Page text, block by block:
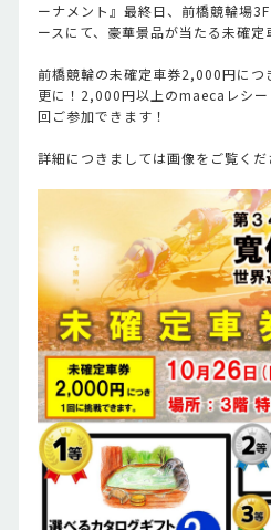
ーナメント』最終日、前橋競輪場
ースにて、豪華景品が当たる未確定
前橋競輪の未確定車券2,000円につ
更に！2,000円以上のmaecaレシー
回ご参加できます！
詳細につきましては画像をご覧くだ